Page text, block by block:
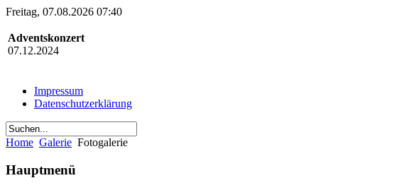
Freitag, 07.08.2026 07:40
Adventskonzert
07.12.2024
Impressum
Datenschutzerklärung
Home Galerie Fotogalerie
Hauptmenü